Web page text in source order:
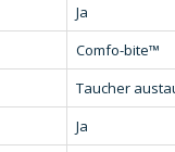
Ja
Comfo-bite™
Taucher
Ja